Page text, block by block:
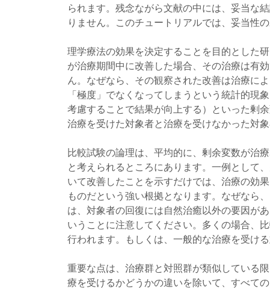
られます。残念ながら文献の中には、妥当な
りません。このチュートリアルでは、妥当性
理学療法の効果を決定することを目的とした
が治療期間中に改善した場合、その治療は有
ん。なぜなら、その観察された改善は治療に
「極度」でなくなってしまうという統計的現
考慮することで結果が向上する）といった剰
治療を受けた対象者と治療を受けなかった対
比較試験の論理は、平均的に、剰余変数が治
と考えられるところにあります。一例として
いて改善したことを示すだけでは、治療の効
ものだという強い根拠となります。なぜなら
は、対象者の回復には自然治癒以外の要因が
いうことに注意してください。多くの場合、
行われます。もしくは、一般的な治療を受け
重要な点は、治療群と対照群が類似している
療を受けるかどうかの違いを除いて、すべて